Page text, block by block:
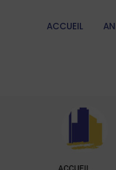
ACCUEIL